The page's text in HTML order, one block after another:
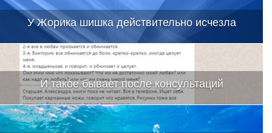
У Жорика шишка действительно исчезла
И такое бывает после консультаций